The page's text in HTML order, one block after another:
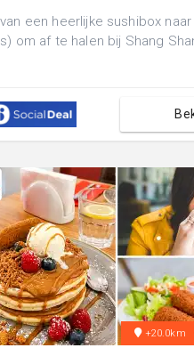
een heerlijke sushibox
om af te halen bij Shang
+20.0km